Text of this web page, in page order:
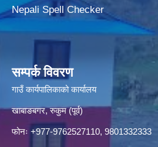
Nepali Spell Checker
सम्पर्क विवरण
गाउँ कार्यपालिकाको कार्यालय
खाबाङबगर, रुकुम (पूर्व)
फोनः +977-9762527110, 9801332333